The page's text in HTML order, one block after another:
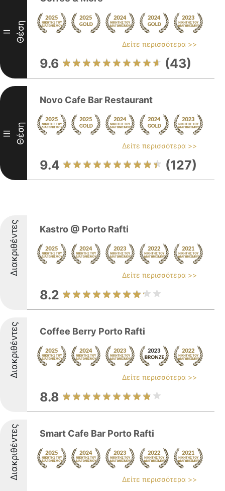
II Θέση
Δείτε περισσότερα >>
9.6 (43)
III Θέση
Novo Cafe Bar Restaurant
Δείτε περισσότερα >>
9.4 (127)
Διακριθέντες Kastro @ Porto Rafti
Δείτε περισσότερα >>
8.2
Διακριθέντες Coffee Berry Porto Rafti
Δείτε περισσότερα >>
8.8
Διακριθέντες Smart Cafe Bar Porto Rafti
Δείτε περισσότερα >>